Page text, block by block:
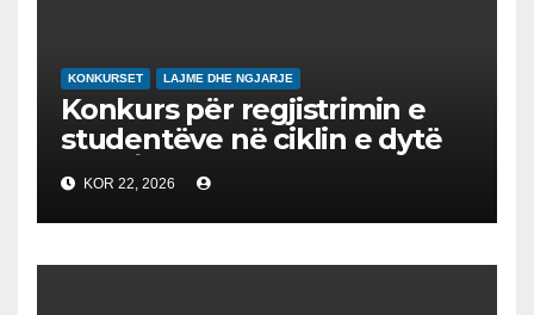
KONKURSET LAJME DHE NGJARJE
Konkurs për regjistrimin e
studentëve në ciklin e dytë
2026/2027 – Конкурс за
запишување на студенти
на втор циклус студии за
2026/2027
KOR 22, 2026